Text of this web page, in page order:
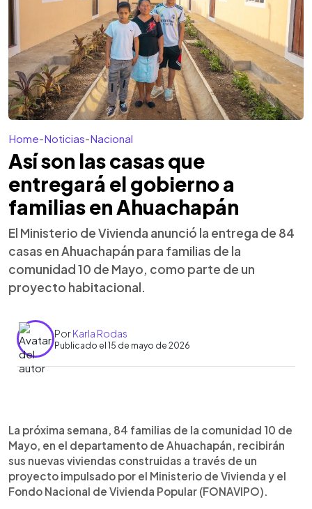
Home-Noticias-Nacional
Así son las casas que
entregará el gobierno a
familias en Ahuachapán
El Ministerio de Vivienda anunció la entrega de 84
casas en Ahuachapán para familias de la
comunidad 10 de Mayo, como parte de un
proyecto habitacional.
PorKarla Rodas
Publicado el 15 de mayo de 2026
► Escuchar artículo
El Ministerio de Vivienda anunció la entrega de 84
viviendas para familias de la comunidad 10 de
Mayo, en Ahuachapán. El proyecto fue
desarrollado junto a FONAVIPO y la Alcaldía
Municipal, con participación de las familias
mediante el modelo de ayuda mutua. Las obras
La próxima semana, 84 familias de la comunidad 10 de
Mayo, en el departamento de Ahuachapán, recibirán
sus nuevas viviendas construidas a través de un
proyecto impulsado por el Ministerio de Vivienda y el
Fondo Nacional de Vivienda Popular (FONAVIPO).